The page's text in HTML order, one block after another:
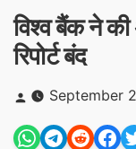
विश्व बैंक ने
रिपोर्ट बंद
Posted
by
September